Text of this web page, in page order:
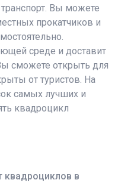
Вы можете
прокатчиков и
среде и доставит
сможете открыть для
от туристов. На
самых лучших и
квадроцикл
квадроциклов в